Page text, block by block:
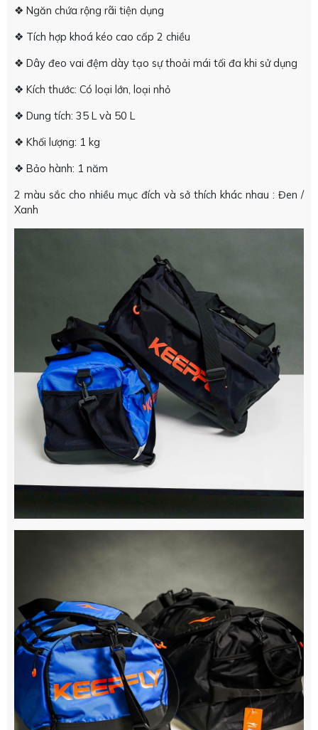
❖ Ngăn chứa rộng rãi tiện dụng
❖ Tích hợp khoá kéo cao cấp 2 chiều
❖ Dây đeo vai đệm dày tạo sự thoải mái tối đa khi sử dụng
❖ Kích thước: Có loại lớn, loại nhỏ
❖ Dung tích: 35 L và 50 L
❖ Khối lượng: 1 kg
❖ Bảo hành: 1 năm
2 màu sắc cho nhiều mục đích và sở thích khác nhau : Đen /
Xanh